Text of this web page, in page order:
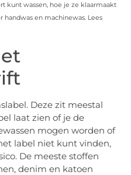
kunt wassen, hoe je ze klaarmaakt
handwas en machinewas. Lees
Deze zit meestal
laat zien of je de
mogen worden of
label niet kunt vinden,
De meeste stoffen
denim en katoen